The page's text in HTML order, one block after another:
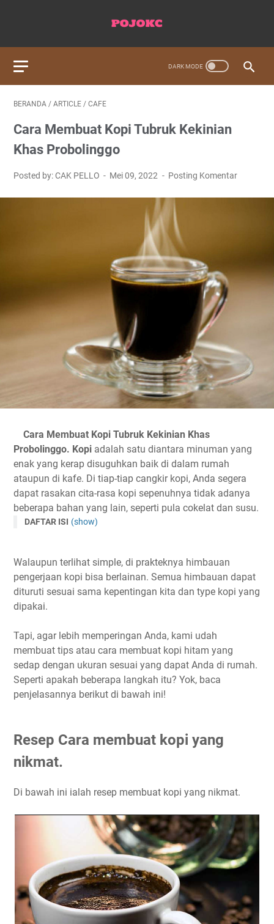
BERANDA / ARTICLE / CAFE
Cara Membuat Kopi Tubruk Kekinian
Khas Probolinggo
Posted by: CAK PELLO Mei 09, 2022 Posting Komentar
Cara Membuat Kopi Tubruk Kekinian Khas
Probolinggo. Kopi adalah satu diantara minuman yang
enak yang kerap disuguhkan baik di dalam rumah
ataupun di kafe. Di tiap-tiap cangkir kopi, Anda segera
dapat rasakan cita-rasa kopi sepenuhnya tidak adanya
beberapa bahan yang lain, seperti pula cokelat dan susu.
DAFTAR ISI (show)
Walaupun terlihat simple, di prakteknya himbauan
pengerjaan kopi bisa berlainan. Semua himbauan dapat
dituruti sesuai sama kepentingan kita dan type kopi yang
dipakai.
Tapi, agar lebih memperingan Anda, kami udah
membuat tips atau cara membuat kopi hitam yang
sedap dengan ukuran sesuai yang dapat Anda di rumah.
Seperti apakah beberapa langkah itu? Yok, baca
penjelasannya berikut di bawah ini!
Resep Cara membuat kopi yang
nikmat.
Di bawah ini ialah resep membuat kopi yang nikmat.